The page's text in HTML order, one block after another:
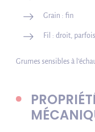
Grain : fin
Fil : droit,
Grumes sensibles à